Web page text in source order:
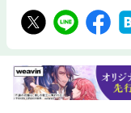
性を追求している30代
何を考え、何を目指し、